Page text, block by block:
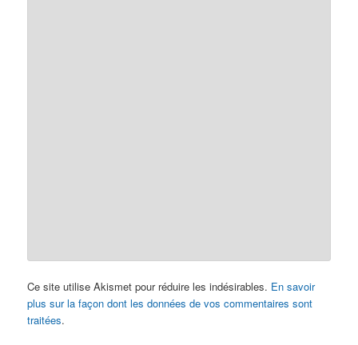
Ce site utilise Akismet pour réduire les indésirables. En savoir
plus sur la façon dont les données de vos commentaires sont
traitées.